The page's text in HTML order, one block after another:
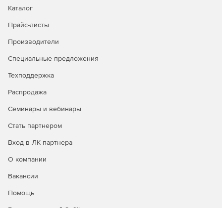
Англо-русский и русско-английский словарь
контекстного перевода по наведению – 12 400 статей.
спортивному словарю – 9000 статей.
статей.
Каталог
Прайс-листы
Производители
Специальные предложения
Техподдержка
Распродажа
Семинары и вебинары
Стать партнером
Вход в ЛК партнера
О компании
Вакансии
Помощь